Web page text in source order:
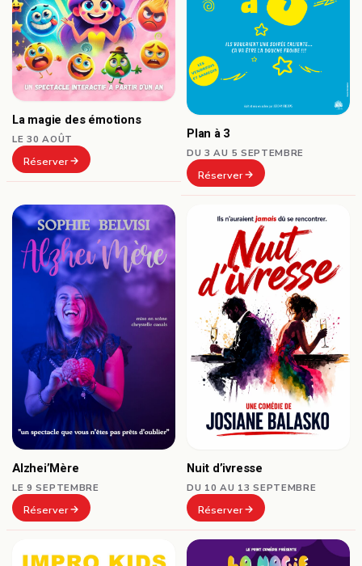
La magie des émotions
LE 30 AOÛT
Réserver
Plan à 3
DU 3 AU 5 SEPTEMBRE
Réserver
Alzhei’Mère
LE 9 SEPTEMBRE
Réserver
Nuit d’ivresse
DU 10 AU 13 SEPTEMBRE
Réserver